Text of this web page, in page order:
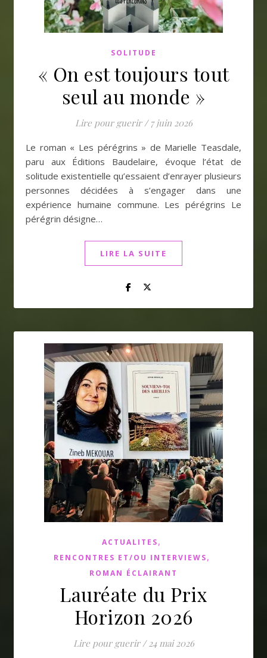
SOLITUDE
« On est toujours tout
seul au monde »
Lire pour guerir / 7 juin 2026
Le roman « Les pérégrins » de Marielle Teasdale,
paru aux Éditions Baudelaire, évoque l’état de
solitude existentielle qu’essaient d’enrayer plusieurs
personnes décidées à s’engager dans une
expérience humaine commune. Les pérégrins Le
pérégrin désigne…
LIRE LA SUITE
ACTUALITES,
RENCONTRES ET/OU INTERVIEWS,
ROMAN ÉCLAIRANT
Lauréate du Prix
Horizon 2026
Lire pour guerir / 24 mai 2026